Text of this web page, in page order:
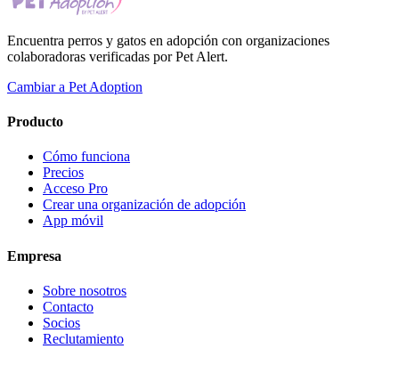
Encuentra perros y gatos en adopción con organizaciones
colaboradoras verificadas por Pet Alert.
Cambiar a Pet Adoption
Producto
Cómo funciona
Precios
Acceso Pro
Crear una organización de adopción
App móvil
Empresa
Sobre nosotros
Contacto
Socios
Reclutamiento